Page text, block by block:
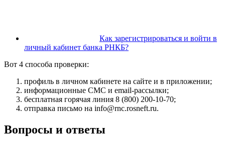
Как зарегистрироваться и войти в
личный кабинет банка РНКБ?
Вот 4 способа проверки:
профиль в личном кабинете на сайте и в приложении;
информационные СМС и email-рассылки;
бесплатная горячая линия 8 (800) 200-10-70;
отправка письмо на info@rnc.rosneft.ru.
Вопросы и ответы